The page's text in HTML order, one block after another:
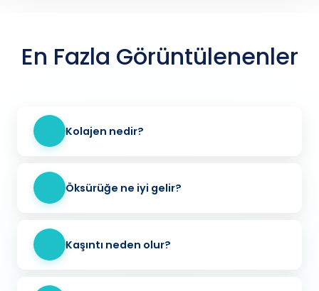
En Fazla Görüntülenenler
Kolajen nedir?
Öksürüğe ne iyi gelir?
Kaşıntı neden olur?